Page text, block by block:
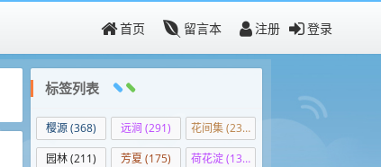
首页 留言本 注册 登录
标签列表
樱源(368) 远涧 (291) 花间集(236)
园林(211) 芳夏 (175) 荷花淀(138)